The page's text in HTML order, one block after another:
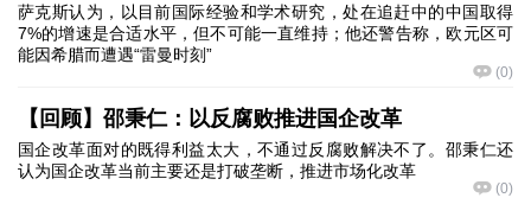
萨克斯认为，以目前国际经验和学术研究，处在追赶中的中国取得
7%的增速是合适水平，但不可能一直维持；他还警告称，欧元区可
能因希腊而遭遇“雷曼时刻”
(0)
【回顾】邵秉仁：以反腐败推进国企改革
国企改革面对的既得利益太大，不通过反腐败解决不了。邵秉仁还
认为国企改革当前主要还是打破垄断，推进市场化改革
(0)